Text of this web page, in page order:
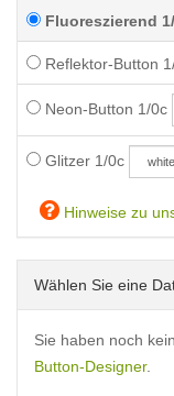
Fluoreszierend
Reflektor-Button
Neon-Button 1/0c
Glitzer 1/0c
Hinweise zu
Wählen Sie eine
Sie haben noch
Button-Designer.